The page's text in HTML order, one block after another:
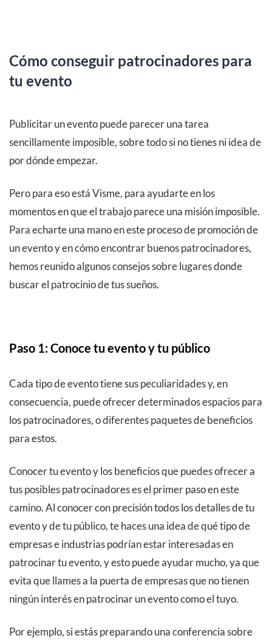
Cómo conseguir patrocinadores para
tu evento
Publicitar un evento puede parecer una tarea
sencillamente imposible, sobre todo si no tienes ni idea de
por dónde empezar.
Pero para eso está Visme, para ayudarte en los
momentos en que el trabajo parece una misión imposible.
Para echarte una mano en este proceso de promoción de
un evento y en cómo encontrar buenos patrocinadores,
hemos reunido algunos consejos sobre lugares donde
buscar el patrocinio de tus sueños.
Paso 1: Conoce tu evento y tu público
Cada tipo de evento tiene sus peculiaridades y, en
consecuencia, puede ofrecer determinados espacios para
los patrocinadores, o diferentes paquetes de beneficios
para estos.
Conocer tu evento y los beneficios que puedes ofrecer a
tus posibles patrocinadores es el primer paso en este
camino. Al conocer con precisión todos los detalles de tu
evento y de tu público, te haces una idea de qué tipo de
empresas e industrias podrían estar interesadas en
patrocinar tu evento, y esto puede ayudar mucho, ya que
evita que llames a la puerta de empresas que no tienen
ningún interés en patrocinar un evento como el tuyo.
Por ejemplo, si estás preparando una conferencia sobre